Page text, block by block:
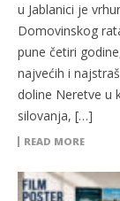
u Jablanici je
Domovinskog
pune četiri
najvećih i
doline Neretve u
silovanja, […]
READ MORE